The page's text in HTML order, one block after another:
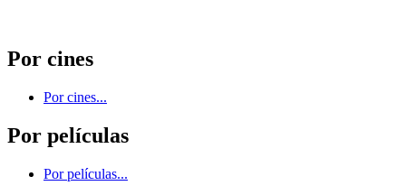
Por cines
Por cines...
Por películas
Por películas...